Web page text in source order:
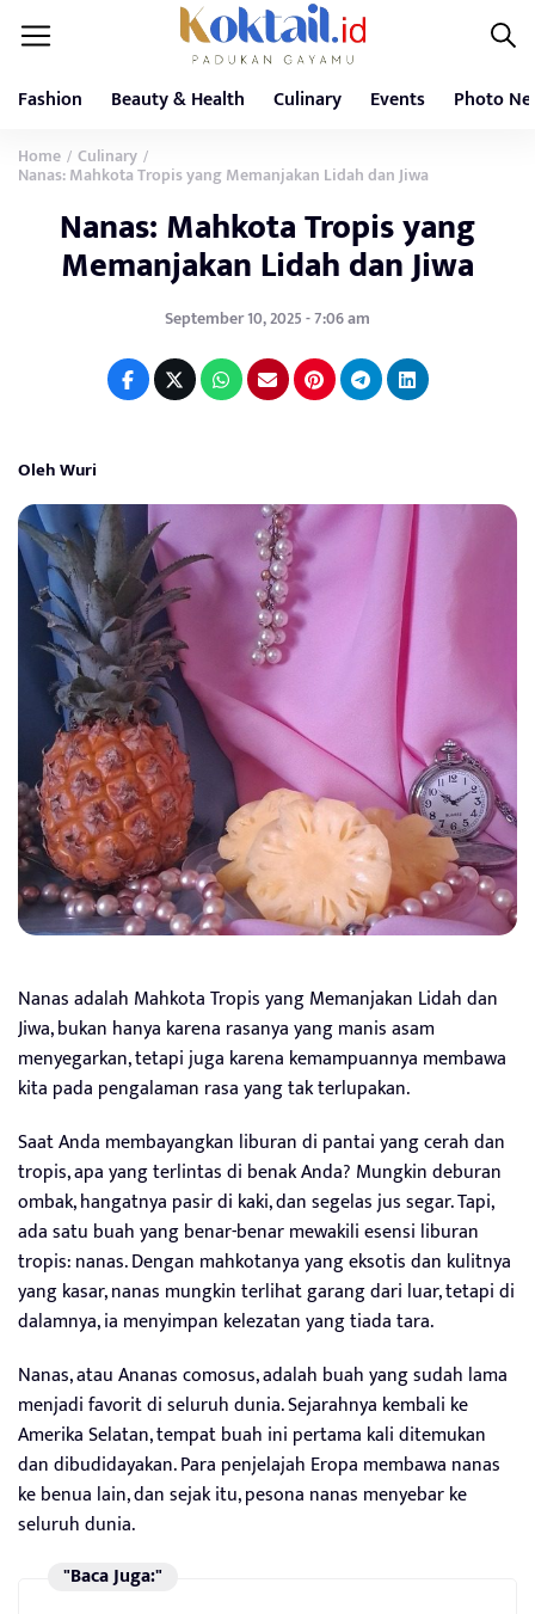
Fashion Beauty & Health Culinary Events Photo
Home / Culinary /
Nanas: Mahkota Tropis yang Memanjakan Lidah dan Jiwa
Nanas: Mahkota Tropis yang
Memanjakan Lidah dan Jiwa
September 10, 2025 - 7:06 am
Oleh Wuri
Nanas adalah Mahkota Tropis yang Memanjakan Lidah dan
Jiwa, bukan hanya karena rasanya yang manis asam
menyegarkan, tetapi juga karena kemampuannya membawa
kita pada pengalaman rasa yang tak terlupakan.
Saat Anda membayangkan liburan di pantai yang cerah dan
tropis, apa yang terlintas di benak Anda? Mungkin deburan
ombak, hangatnya pasir di kaki, dan segelas jus segar. Tapi,
ada satu buah yang benar-benar mewakili esensi liburan
tropis: nanas. Dengan mahkotanya yang eksotis dan kulitnya
yang kasar, nanas mungkin terlihat garang dari luar, tetapi di
dalamnya, ia menyimpan kelezatan yang tiada tara.
Nanas, atau Ananas comosus, adalah buah yang sudah lama
menjadi favorit di seluruh dunia. Sejarahnya kembali ke
Amerika Selatan, tempat buah ini pertama kali ditemukan
dan dibudidayakan. Para penjelajah Eropa membawa nanas
ke benua lain, dan sejak itu, pesona nanas menyebar ke
seluruh dunia.
"Baca Juga:"